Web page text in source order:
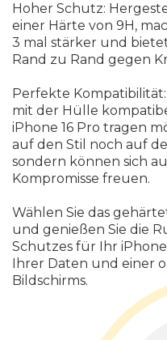
Hoher Schutz:
einer Härte von 9H,
3 mal stärker und
Rand zu Rand gegen
Perfekte Kompatibilität:
mit der Hülle
iPhone 16 Pro tragen
auf den Stil noch auf
sondern können sich
Kompromisse freuen.
Wählen Sie das
und genießen Sie die
Schutzes für Ihr
Ihrer Daten und einer
Bildschirms.